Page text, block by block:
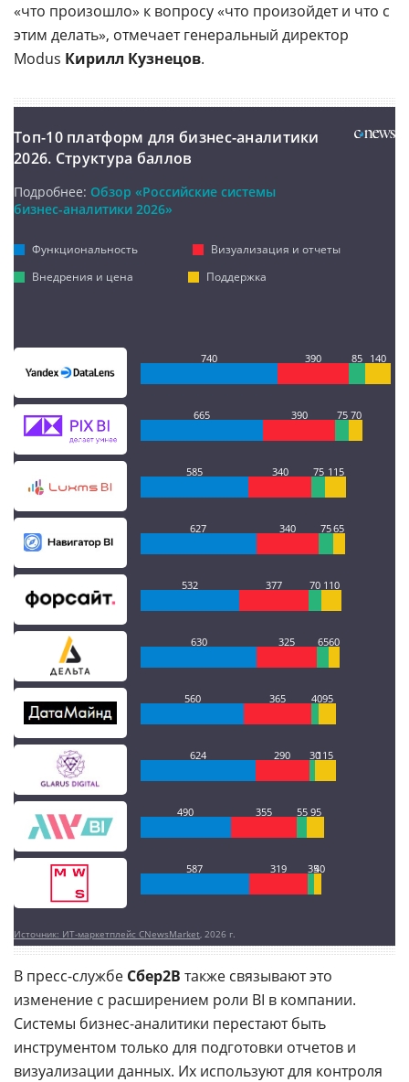
«что произошло» к вопросу «что произойдет и что с
этим делать», отмечает генеральный директор
Modus Кирилл Кузнецов.
Топ-10 платформ для бизнес-аналитики
2026. Структура баллов
Подробнее: Обзор «Российские системы
бизнес-аналитики 2026»
Функциональность
Визуализация и отчеты
Внедрения и цена
Поддержка
740 390 85 140
665 390 75 70
585 340 75 115
627 340 7565
532 377 70 110
630 325 6560
560 365 4095
624 290 30115
490 355 55 95
587 319 3540
Источник: ИТ-маркетплейс CNewsMarket, 2026 г.
В пресс-службе Сбер2B также связывают это
изменение с расширением роли BI в компании.
Системы бизнес-аналитики перестают быть
инструментом только для подготовки отчетов и
визуализации данных. Их используют для контроля